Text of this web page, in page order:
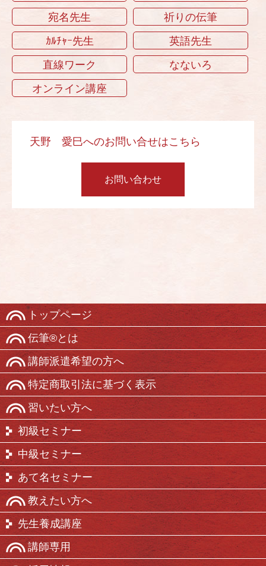
宛名先生
祈りの伝筆
ｶﾙﾁｬｰ先生
英語先生
直線ワーク
なないろ
オンライン講座
天野 愛巳へのお問い合せはこちら
お問い合わせ
トップページ
伝筆®とは
講師派遣希望の方へ
特定商取引法に基づく表示
習いたい方へ
初級セミナー
中級セミナー
あて名セミナー
教えたい方へ
先生養成講座
講師専用